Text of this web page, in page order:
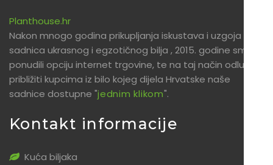
Planthouse.hr
Nakon mnogo godina prikupljanja iskustava i uzgoja
sadnica ukrasnog i egzotičnog bilja , 2015. godine smo
ponudili opciju internet trgovine, te na taj način odlučili
približiti kupcima iz bilo kojeg dijela Hrvatske naše
sadnice dostupne "jednim klikom".
Kontakt informacije
Kuća biljaka